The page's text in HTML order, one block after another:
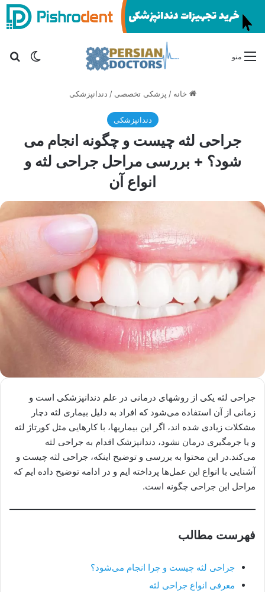
تغییر منو
خانه / پزشکی تخصصی / دندانپزشکی
دندانپزشکی
جراحی لثه چیست و چگونه انجام می
شود؟ + بررسی مراحل جراحی لثه و
انواع آن
جراحی لثه یکی از روشهای درمانی در علم دندانپزشکی است و
زمانی از آن استفاده می‌‌شود که افراد به دلیل بیماری لثه دچار
مشکلات زیادی شده اند، اگر این بیماریها، با کارهایی مثل کورتاژ لثه
و یا جرمگیری درمان نشود، دندانپزشک اقدام به جراحی لثه
می‌کند.در این محتوا به بررسی و توضیح اینکه، جراحی لثه چیست و
آشنایی با انواع این عمل‌ها پرداخته ایم و در ادامه توضیح داده ایم که
مراحل این جراحی چگونه است.
فهرست مطالب
جراحی لثه چیست و چرا انجام می‌شود؟
معرفی انواع جراحی لثه